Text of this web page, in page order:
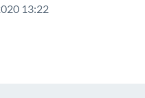
13:22